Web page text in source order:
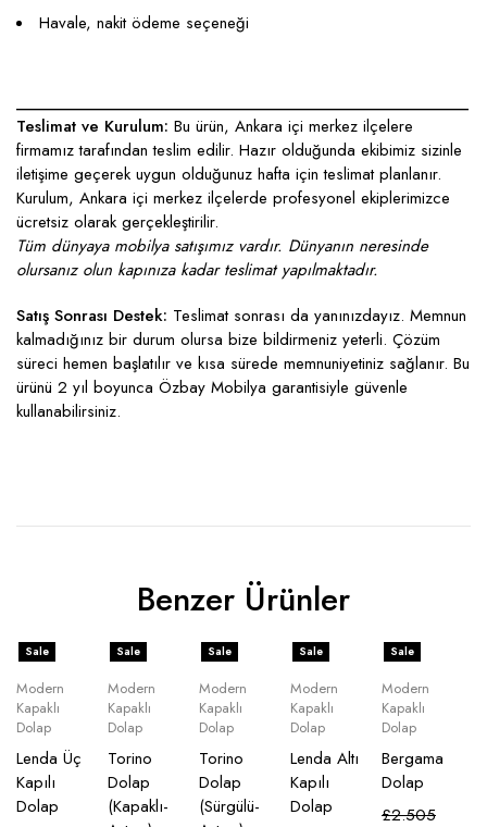
Havale, nakit ödeme seçeneği
____________________________________________________
Teslimat ve Kurulum: Bu ürün, Ankara içi merkez ilçelere
firmamız tarafından teslim edilir. Hazır olduğunda ekibimiz sizinle
iletişime geçerek uygun olduğunuz hafta için teslimat planlanır.
Kurulum, Ankara içi merkez ilçelerde profesyonel ekiplerimizce
ücretsiz olarak gerçekleştirilir.
Tüm dünyaya mobilya satışımız vardır. Dünyanın neresinde
olursanız olun kapınıza kadar teslimat yapılmaktadır.
Satış Sonrası Destek: Teslimat sonrası da yanınızdayız. Memnun
kalmadığınız bir durum olursa bize bildirmeniz yeterli. Çözüm
süreci hemen başlatılır ve kısa sürede memnuniyetiniz sağlanır. Bu
ürünü 2 yıl boyunca Özbay Mobilya garantisiyle güvenle
kullanabilirsiniz.
Benzer Ürünler
Sale
Modern
Kapaklı
Dolap
Lenda Üç
Kapılı
Dolap
Sale
Modern
Kapaklı
Dolap
Torino
Dolap
(Kapaklı-
Sale
Modern
Kapaklı
Dolap
Torino
Dolap
(Sürgülü-
Sale
Modern
Kapaklı
Dolap
Lenda Altı
Kapılı
Dolap
Sale
Modern
Kapaklı
Dolap
Bergama
Dolap
£2.505